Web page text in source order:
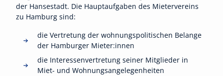
der Hansestadt. Die Hauptaufgaben des Mietervereins
zu Hamburg sind:
die Vertretung der wohnungspolitischen Belange
der Hamburger Mieter:innen
die Interessenvertretung seiner Mitglieder in
Miet- und Wohnungsangelegenheiten